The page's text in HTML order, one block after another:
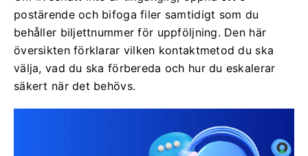
postärende och bifoga filer samtidigt som du
behåller biljettnummer för uppföljning. Den här
översikten förklarar vilken kontaktmetod du ska
välja, vad du ska förbereda och hur du eskalerar
säkert när det behövs.